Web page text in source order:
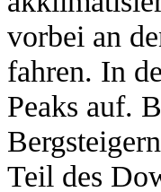
vorbei an
fahren. In
Peaks auf.
Teil des